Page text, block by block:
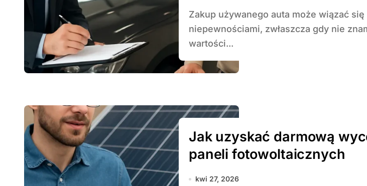
Zakup używanego auta może wiązać się z wieloma
niepewnościami, zwłaszcza gdy nie
wartości...
Jak uzyskać darmową
paneli fotowoltaicznych
kwi 27, 2026